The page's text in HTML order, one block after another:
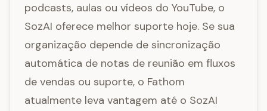
podcasts, aulas ou vídeos do YouTube, o
SozAI oferece melhor suporte hoje. Se sua
organização depende de sincronização
automática de notas de reunião em fluxos
de vendas ou suporte, o Fathom
atualmente leva vantagem até o SozAI